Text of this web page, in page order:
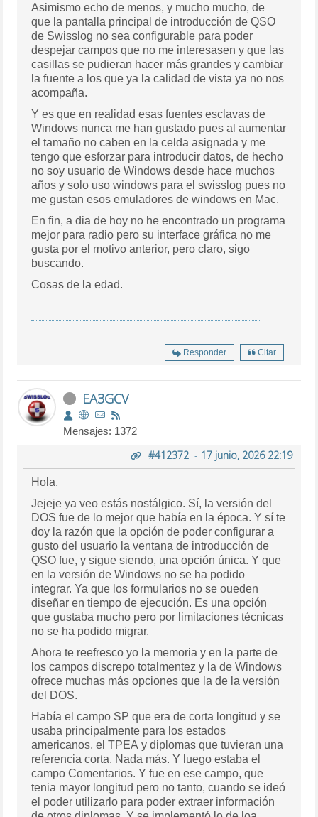
Asimismo echo de menos, y mucho mucho, de
que la pantalla principal de introducción de QSO
de Swisslog no sea configurable para poder
despejar campos que no me interesasen y que las
casillas se pudieran hacer más grandes y cambiar
la fuente a los que ya la calidad de vista ya no nos
acompaña.
Y es que en realidad esas fuentes esclavas de
Windows nunca me han gustado pues al aumentar
el tamaño no caben en la celda asignada y me
tengo que esforzar para introducir datos, de hecho
no soy usuario de Windows desde hace muchos
años y solo uso windows para el swisslog pues no
me gustan esos emuladores de windows en Mac.
En fin, a dia de hoy no he encontrado un programa
mejor para radio pero su interface gráfica no me
gusta por el motivo anterior, pero claro, sigo
buscando.
Cosas de la edad.
Responder Citar
EA3GCV
Mensajes: 1372
#412372- 17 junio, 2026 22:19
Hola,
Jejeje ya veo estás nostálgico. Sí, la versión del
DOS fue de lo mejor que había en la época. Y sí te
doy la razón que la opción de poder configurar a
gusto del usuario la ventana de introducción de
QSO fue, y sigue siendo, una opción única. Y que
en la versión de Windows no se ha podido
integrar. Ya que los formularios no se oueden
diseñar en tiempo de ejecución. Es una opción
que gustaba mucho pero por limitaciones técnicas
no se ha podido migrar.
Ahora te reefresco yo la memoria y en la parte de
los campos discrepo totalmentez y la de Windows
ofrece muchas más opciones que la de la versión
del DOS.
Había el campo SP que era de corta longitud y se
usaba principalmente para los estados
americanos, el TPEA y diplomas que tuvieran una
referencia corta. Nada más. Y luego estaba el
campo Comentarios. Y fue en ese campo, que
tenia mayor longitud pero no tanto, cuando se ideó
el poder utilizarlo para poder extraer información